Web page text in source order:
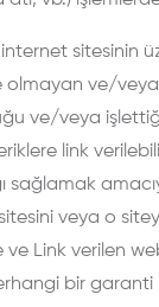
sitesinin
olmayan ve/
ve/veya
link
sağlamak
veya o
Link verilen
bir garanti